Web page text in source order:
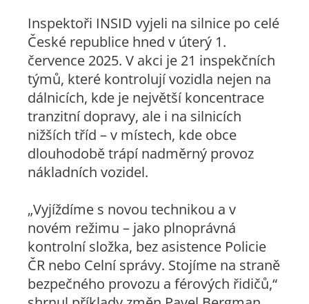
Inspektoři INSID vyjeli na silnice po celé
České republice hned v úterý 1.
července 2025. V akci je 21 inspekčních
týmů, které kontrolují vozidla nejen na
dálnicích, kde je největší koncentrace
tranzitní dopravy, ale i na silnicích
nižších tříd – v místech, kde obce
dlouhodobě trápí nadměrný provoz
nákladních vozidel.
„Vyjíždíme s novou technikou a v
novém režimu – jako plnoprávná
kontrolní složka, bez asistence Policie
ČR nebo Celní správy. Stojíme na straně
bezpečného provozu a férových řidičů,“